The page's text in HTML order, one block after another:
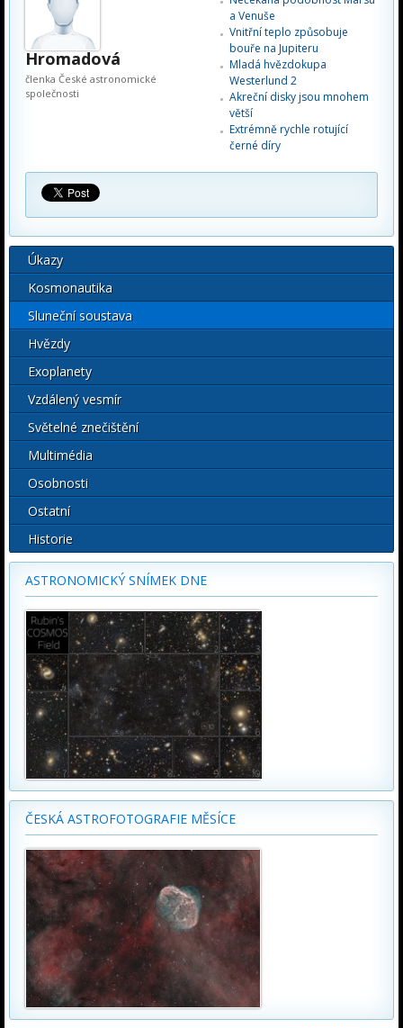
Hromadová
členka České astronomické
společnosti
a Venuše
Vnitřní teplo způsobuje
bouře na Jupiteru
Mladá hvězdokupa
Westerlund 2
Akreční disky jsou mnohem
větší
Extrémně rychle rotující
černé díry
Úkazy
Kosmonautika
Sluneční soustava
Hvězdy
Exoplanety
Vzdálený vesmír
Světelné znečištění
Multimédia
Osobnosti
Ostatní
Historie
ASTRONOMICKÝ SNÍMEK DNE
ČESKÁ ASTROFOTOGRAFIE MĚSÍCE